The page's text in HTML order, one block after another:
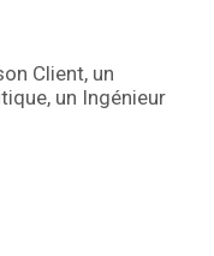
Client, un
un Ingénieur